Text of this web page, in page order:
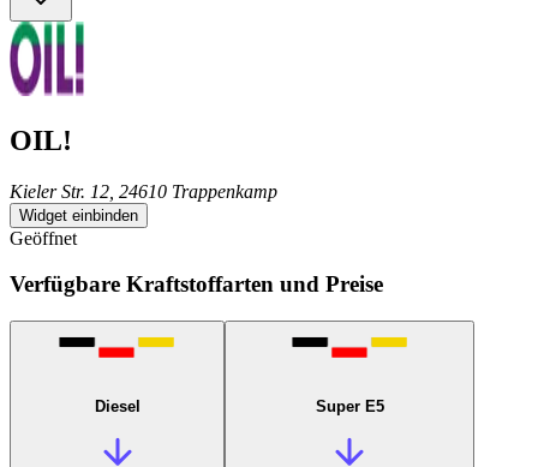
OIL!
Kieler Str. 12, 24610 Trappenkamp
Widget einbinden
Geöffnet
Verfügbare Kraftstoffarten und Preise
Diesel Super E5